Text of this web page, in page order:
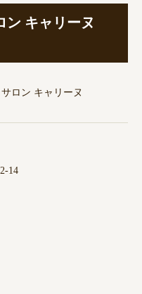
ン キャリーヌ
ロン キャリーヌ
14